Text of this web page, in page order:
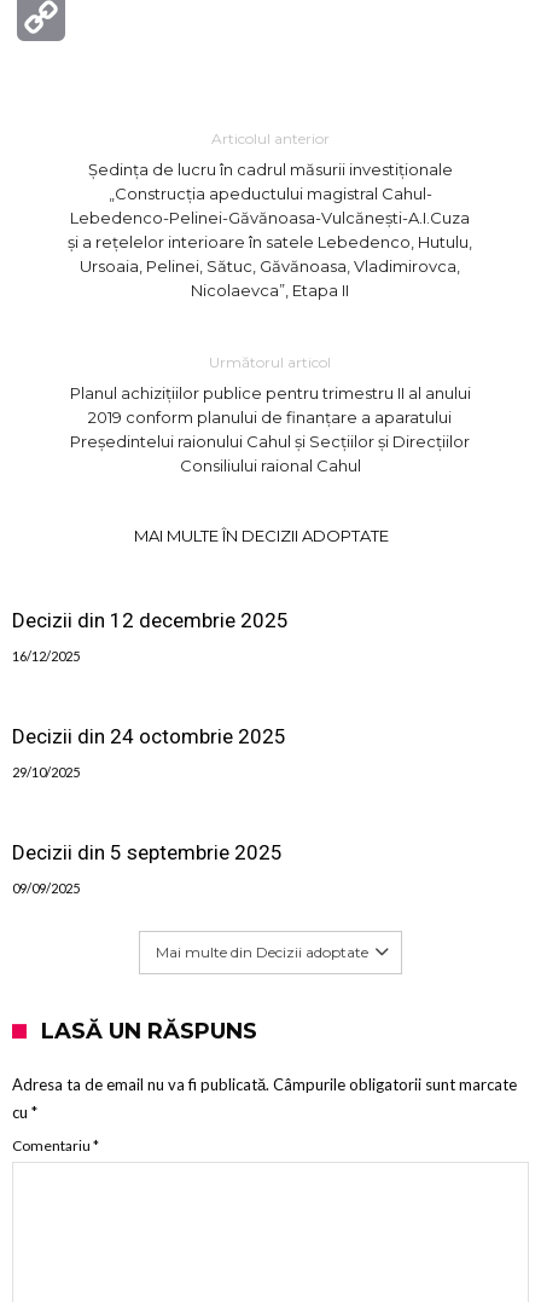
Articolul anterior
Ședința de lucru în cadrul măsurii investiționale
„Construcția apeductului magistral Cahul-
Lebedenco-Pelinei-Găvănoasa-Vulcănești-A.I.Cuza
și a rețelelor interioare în satele Lebedenco, Hutulu,
Ursoaia, Pelinei, Sătuc, Găvănoasa, Vladimirovca,
Nicolaevca”, Etapa II
Următorul articol
Planul achizițiilor publice pentru trimestru II al anului
2019 conform planului de finanțare a aparatului
Președintelui raionului Cahul și Secțiilor și Direcțiilor
Consiliului raional Cahul
MAI MULTE ÎN DECIZII ADOPTATE
Decizii din 12 decembrie 2025
16/12/2025
Decizii din 24 octombrie 2025
29/10/2025
Decizii din 5 septembrie 2025
09/09/2025
Mai multe din Decizii adoptate
LASĂ UN RĂSPUNS
Adresa ta de email nu va fi publicată. Câmpurile obligatorii sunt marcate
cu *
Comentariu *